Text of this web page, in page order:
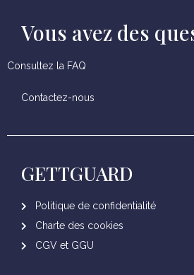
Vous avez des
Consultez la FAQ
Contactez-nous
GETTGUARD
Politique de confidentialité
Charte des cookies
CGV et GGU